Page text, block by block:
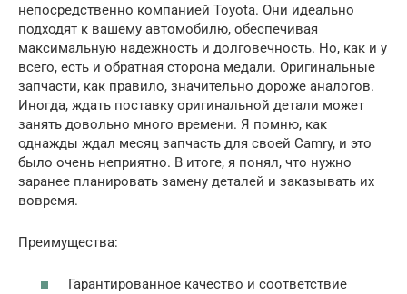
непосредственно компанией Toyota. Они идеально
подходят к вашему автомобилю, обеспечивая
максимальную надежность и долговечность. Но, как и у
всего, есть и обратная сторона медали. Оригинальные
запчасти, как правило, значительно дороже аналогов.
Иногда, ждать поставку оригинальной детали может
занять довольно много времени. Я помню, как
однажды ждал месяц запчасть для своей Camry, и это
было очень неприятно. В итоге, я понял, что нужно
заранее планировать замену деталей и заказывать их
вовремя.
Преимущества:
Гарантированное качество и соответствие